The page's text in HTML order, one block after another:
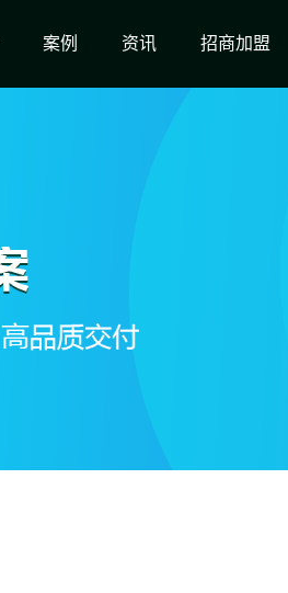
案例 资讯 招商加盟